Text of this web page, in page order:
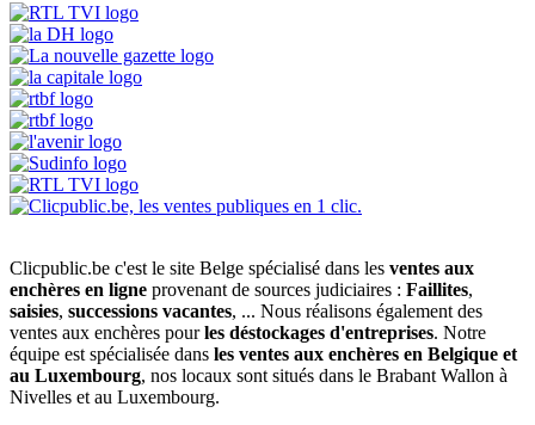
Clicpublic.be c'est le site Belge spécialisé dans les ventes aux
enchères en ligne provenant de sources judiciaires : Faillites,
saisies, successions vacantes, ... Nous réalisons également des
ventes aux enchères pourles déstockages d'entreprises. Notre
équipe est spécialisée dans les ventes aux enchères en Belgique et
au Luxembourg, nos locaux sont situés dans le Brabant Wallon à
Nivelles et au Luxembourg.